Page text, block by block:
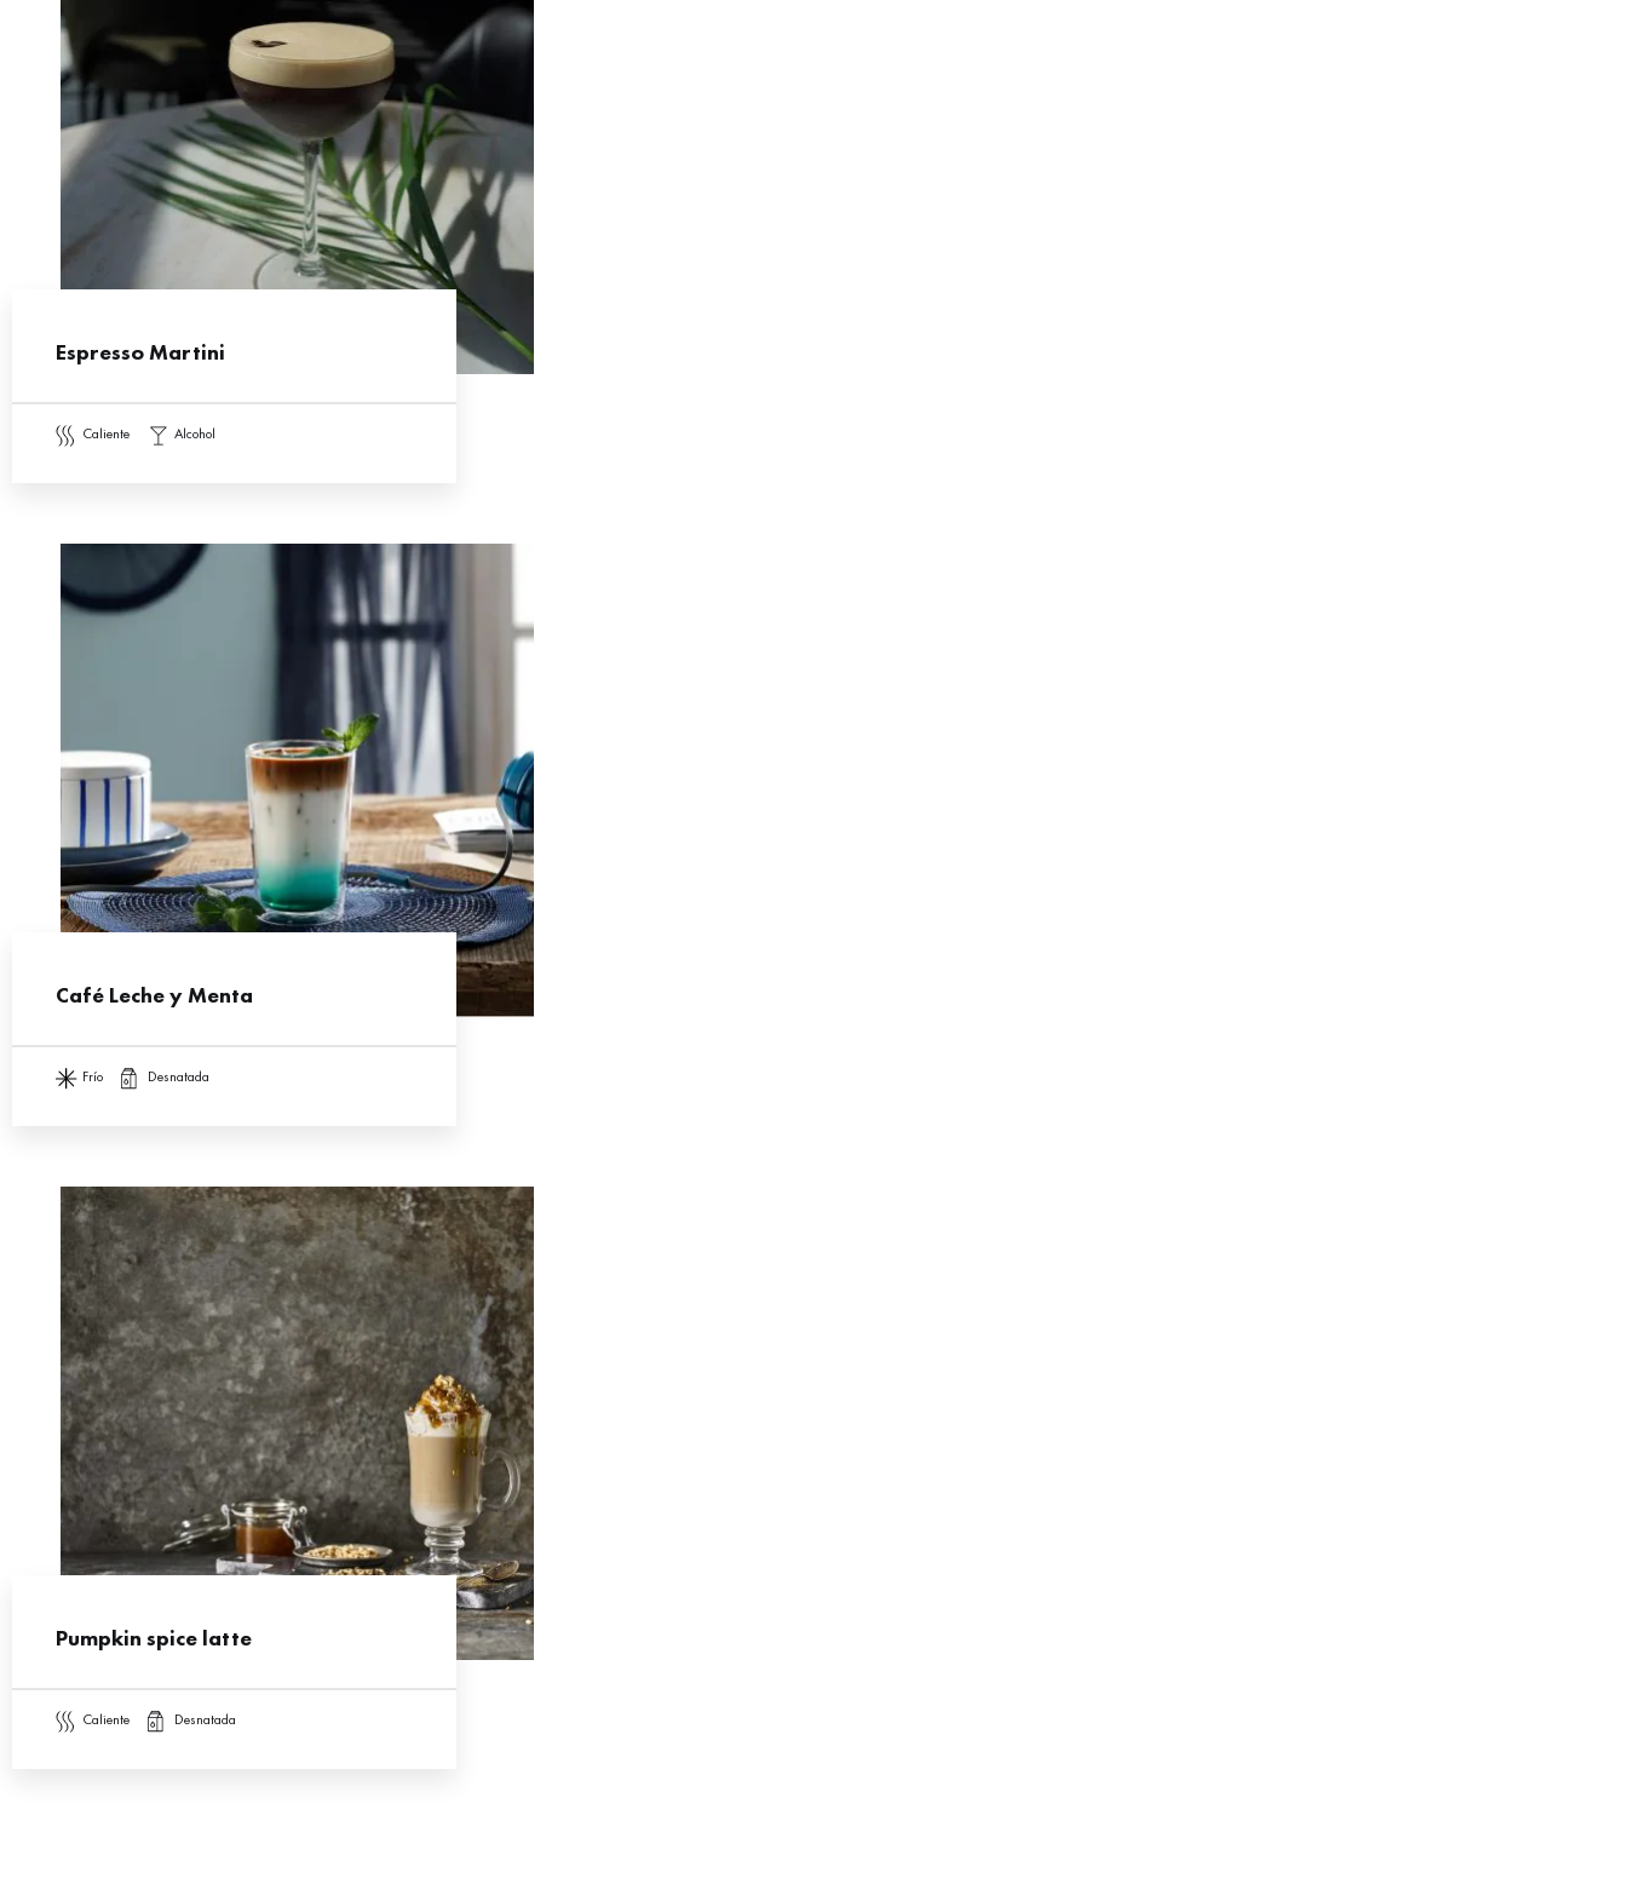
Espresso Martini
caliente alcohol
Café Leche y Menta
frío desnatada
Pumpkin spice latte
caliente desnatada